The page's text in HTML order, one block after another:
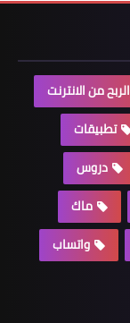
الربح من الانترنت
تطبيقات
دروس
ماك
واتساب